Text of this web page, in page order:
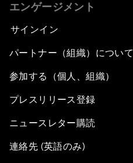
エンゲージメント
サインイン
パートナー（組織）について
参加する（個人、組織）
プレスリリース登録
ニュースレター購読
連絡先 (英語のみ)